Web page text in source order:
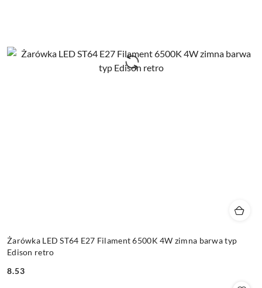
Żarówka LED ST64 E27 Filament 6500K 4W zimna barwa typ
Edison retro
Cena:
8.53